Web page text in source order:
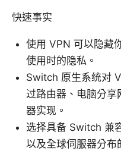
快速事实
使用 VPN 可以隐藏
使用时的隐私。
Switch 原生系统对
过路由器、电脑分享
器实现。
选择具备 Switch 兼
以及全球伺服器分布